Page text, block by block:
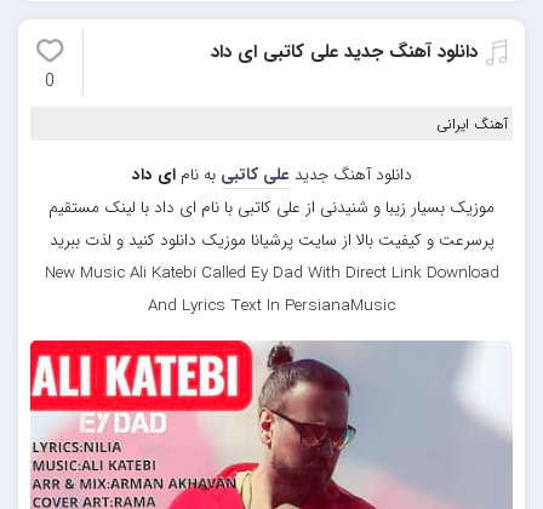
دانلود آهنگ جدید علی کاتبی ای داد
0
آهنگ ایرانی
دانلود آهنگ جدیدعلی کاتبی به نامای داد
موزیک بسیار زیبا و شنیدنی از علی کاتبی با نام ای داد با لینک مستقیم
پرسرعت و کیفیت بالا از سایت پرشیانا موزیک دانلود کنید و لذت ببرید
New Music Ali Katebi Called Ey Dad With Direct Link Download
And Lyrics Text In PersianaMusic